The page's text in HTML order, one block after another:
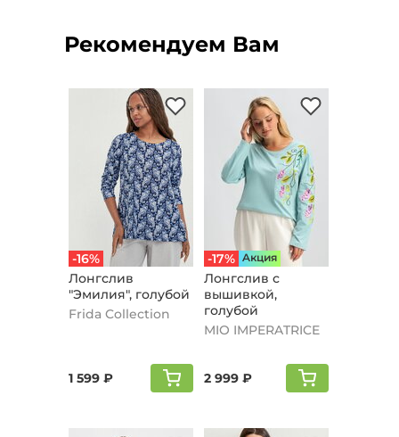
Рекомендуем Вам
-16%
Лонгслив
"Эмилия", голубой
Frida Collection
1 599 ₽
-17% Aкция
Лонгслив с
вышивкой,
голубой
MIO IMPERATRICE
2 999 ₽